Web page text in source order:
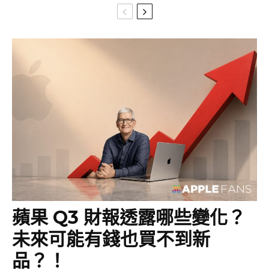
蘋果 Q3 財報透露哪些變化？
未來可能有錢也買不到新
品？！